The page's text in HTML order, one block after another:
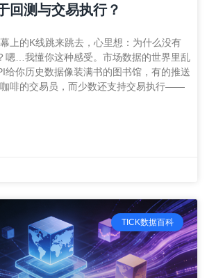
回测与交易执行？
上的K线跳来跳去，心里想：为什么没有
嗯…我懂你这种感受。市场数据的世界里乱
你历史数据像装满书的图书馆，有的推送
啡的交易员，而少数还支持交易执行——
TICK数据百科